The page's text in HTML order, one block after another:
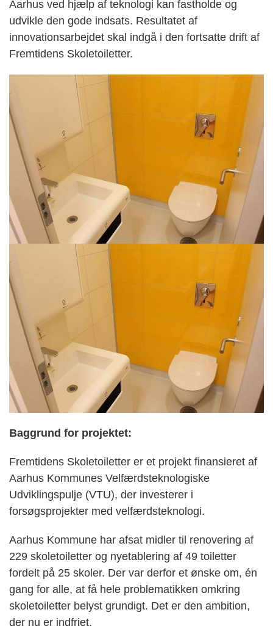
Aarhus ved hjælp af teknologi kan fastholde og
udvikle den gode indsats. Resultatet af
innovationsarbejdet skal indgå i den fortsatte drift af
Fremtidens Skoletoiletter.
Baggrund for projektet:
Fremtidens Skoletoiletter er et projekt finansieret af
Aarhus Kommunes Velfærdsteknologiske
Udviklingspulje (VTU), der investerer i
forsøgsprojekter med velfærdsteknologi.
Aarhus Kommune har afsat midler til renovering af
229 skoletoiletter og nyetablering af 49 toiletter
fordelt på 25 skoler. Der var derfor et ønske om, én
gang for alle, at få hele problematikken omkring
skoletoiletter belyst grundigt. Det er den ambition,
der nu er indfriet.